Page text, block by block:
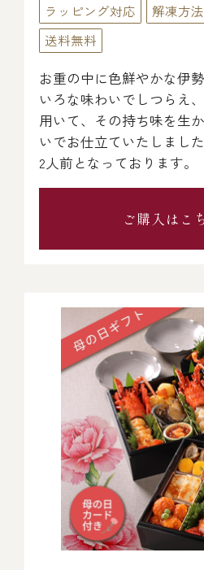
ラッピング対応
解凍方
送料無料
お重の中に色鮮やかな伊
いろな味わいでしつらえ
用いて、その持ち味を生
いでお仕立ていたしました
2人前となっております。
ご購入はこ